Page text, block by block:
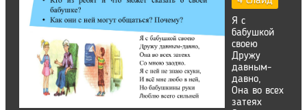
Я с
бабушкой
своею
Дружу
давным-
давно,
Она во всех
затеях